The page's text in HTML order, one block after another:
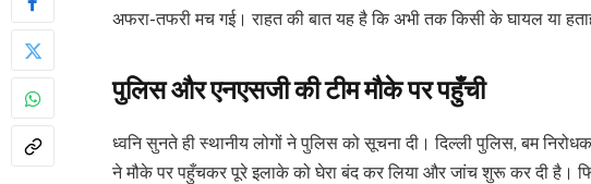
अफरा-तफरी मच गई। राहत की बात यह है कि अभी तक किसी के घायल या
पुलिस और एनएसजी की टीम मौके पर पहुँची
ध्वनि सुनते ही स्थानीय लोगों ने पुलिस को सूचना दी। दिल्ली पुलिस, बम निरोधक
ने मौके पर पहुँचकर पूरे इलाके को घेरा बंद कर लिया और जांच शुरू कर दी है।